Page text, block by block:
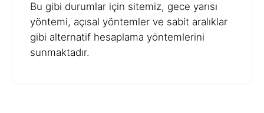
Bu gibi durumlar için sitemiz, gece yarısı
yöntemi, açısal yöntemler ve sabit aralıklar
gibi alternatif hesaplama yöntemlerini
sunmaktadır.